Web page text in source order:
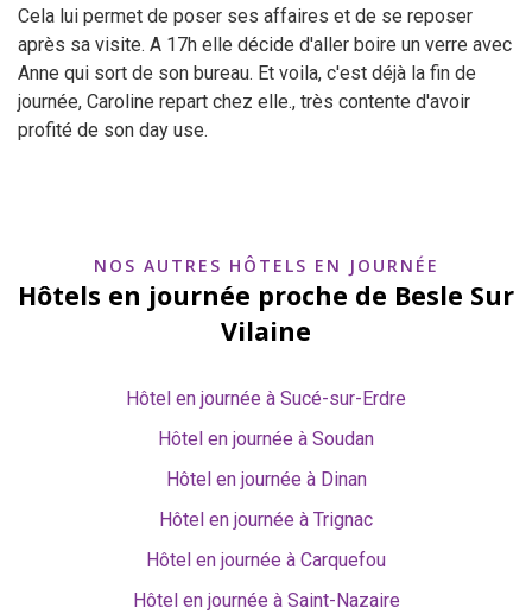
Cela lui permet de poser ses affaires et de se reposer
après sa visite. A 17h elle décide d'aller boire un verre avec
Anne qui sort de son bureau. Et voila, c'est déjà la fin de
journée, Caroline repart chez elle., très contente d'avoir
profité de son day use.
NOS AUTRES HÔTELS EN JOURNÉE
Hôtels en journée proche de Besle Sur
Vilaine
Hôtel en journée à Sucé-sur-Erdre
Hôtel en journée à Soudan
Hôtel en journée à Dinan
Hôtel en journée à Trignac
Hôtel en journée à Carquefou
Hôtel en journée à Saint-Nazaire